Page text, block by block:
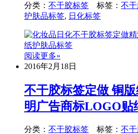
分类： 不干胶标签 标签： 不
护肤品标签, 日化标签
阅读更多»
2016年2月18日
不干胶标签定做 铜
明广告商标LOGO贴
分类： 不干胶标签 标签： 不